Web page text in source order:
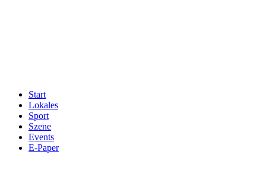
Start
Lokales
Sport
Szene
Events
E-Paper